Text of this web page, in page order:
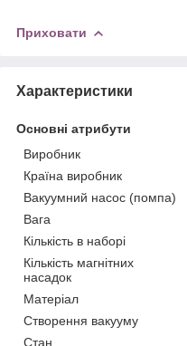
Приховати
Характеристики
Основні атрибути
Виробник
Країна виробник
Вакуумний насос (помпа)
Вага
Кількість в наборі
Кількість магнітних
насадок
Матеріал
Створення вакууму
Стан